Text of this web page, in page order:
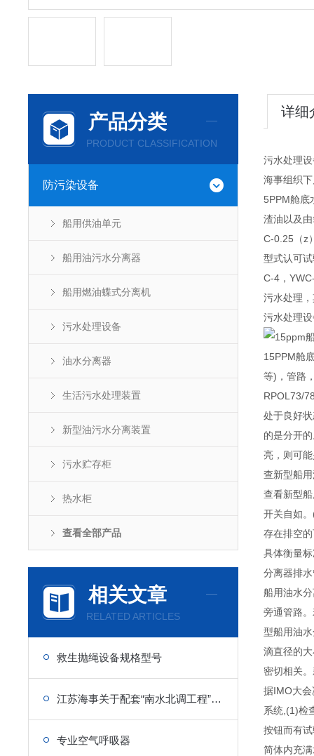
产品分类
PRODUCT CLASSIFICATION
防污染设备
船用供油单元
船用油污水分离器
船用燃油蝶式分离机
污水处理设备
油水分离器
生活污水处理装置
新型油污水分离装置
污水贮存柜
热水柜
查看全部产品
相关文章
RELATED ARTICLES
救生抛绳设备规格型号
江苏海事关于配套“南水北调工程”船用设备的政策
专业空气呼吸器
详细
污水处理
海事组织
5PPM舱底
渣油以及
C-0.25（z
型式认可
C-4，
污水处理
污水处理
15PPM舱
等)，管路
RPOL73/
处于良好
的是分开
亮，则可
查新型船
查看新型
开关自如
存在排空
具体衡量
分离器排
船用油水
旁通管路
型船用油
滴直径的
密切相关
据IMO大
系统,(1)检
按钮而有
简体内充